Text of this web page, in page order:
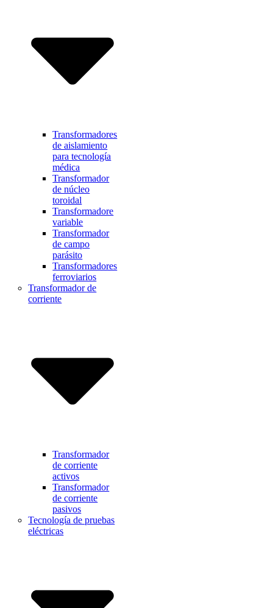
Transformadores
de aislamiento
para tecnología
médica
Transformador
de núcleo
toroidal
Transformadore
variable
Transformador
de campo
parásito
Transformadores
ferroviarios
Transformador de
corriente
Transformador
de corriente
activos
Transformador
de corriente
pasivos
Tecnología de pruebas
eléctricas